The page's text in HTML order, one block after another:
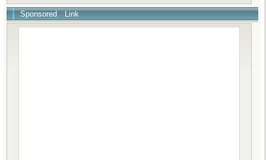
Sponsored Link